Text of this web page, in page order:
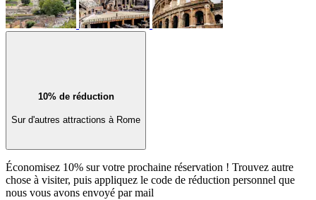
10% de réduction
Sur d'autres attractions à Rome
Économisez 10% sur votre prochaine réservation ! Trouvez autre
chose à visiter, puis appliquez le code de réduction personnel que
nous vous avons envoyé par mail